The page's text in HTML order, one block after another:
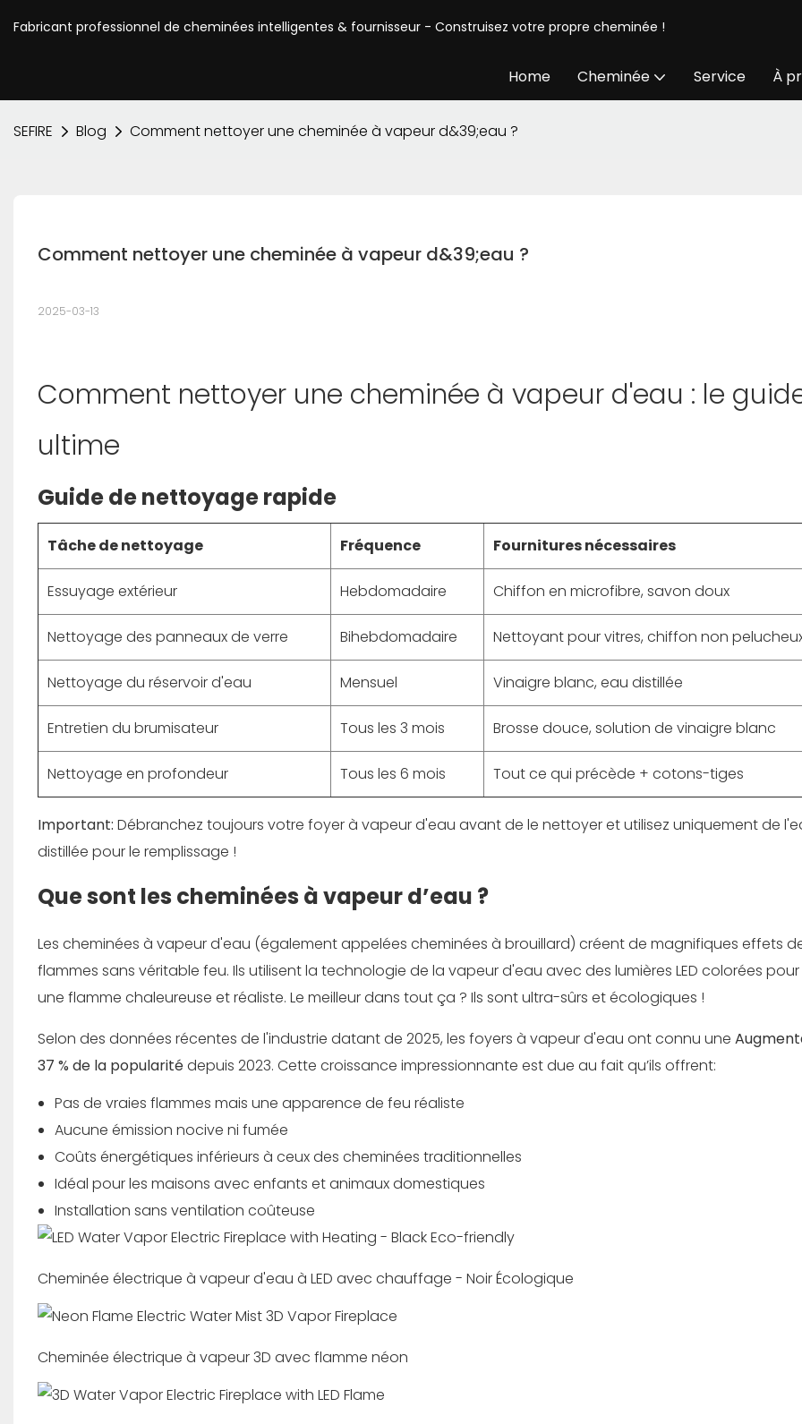
Fabricant professionnel de cheminées intelligentes & fournisseur - Construisez votre propre cheminée !
Home Cheminée Service À
SEFIRE Blog Comment nettoyer une cheminée à vapeur d&39;eau ?
Comment nettoyer une cheminée à vapeur d&39;eau ?
2025-03-13
Comment nettoyer une cheminée à vapeur d'eau : le
ultime
Guide de nettoyage rapide
Tâche de nettoyage Fréquence Fournitures nécessaires
Essuyage extérieur Hebdomadaire Chiffon en microfibre, savon doux
Nettoyage des panneaux de verre Bihebdomadaire Nettoyant pour vitres, chiffon non
Nettoyage du réservoir d'eau Mensuel Vinaigre blanc, eau distillée
Entretien du brumisateur Tous les 3 mois Brosse douce, solution de vinaigre blanc
Nettoyage en profondeur Tous les 6 mois Tout ce qui précède + cotons-tiges
Important: Débranchez toujours votre foyer à vapeur d'eau avant de le nettoyer et utilisez uniquement de
distillée pour le remplissage !
Que sont les cheminées à vapeur d’eau ?
Les cheminées à vapeur d'eau (également appelées cheminées à brouillard) créent de magnifiques effets
flammes sans véritable feu. Ils utilisent la technologie de la vapeur d'eau avec des lumières LED colorées
une flamme chaleureuse et réaliste. Le meilleur dans tout ça ? Ils sont ultra-sûrs et écologiques !
Selon des données récentes de l'industrie datant de 2025, les foyers à vapeur d'eau ont connu une
37 % de la popularitédepuis 2023. Cette croissance impressionnante est due au fait qu’ils offrent:
Pas de vraies flammes mais une apparence de feu réaliste
Aucune émission nocive ni fumée
Coûts énergétiques inférieurs à ceux des cheminées traditionnelles
Idéal pour les maisons avec enfants et animaux domestiques
Installation sans ventilation coûteuse
Cheminée électrique à vapeur d'eau à LED avec chauffage - Noir Écologique
Cheminée électrique à vapeur 3D avec flamme néon